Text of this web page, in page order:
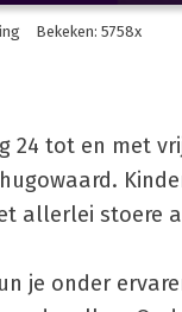
Bekeken: 5758x
24 tot en met
allerlei stoere
je onder